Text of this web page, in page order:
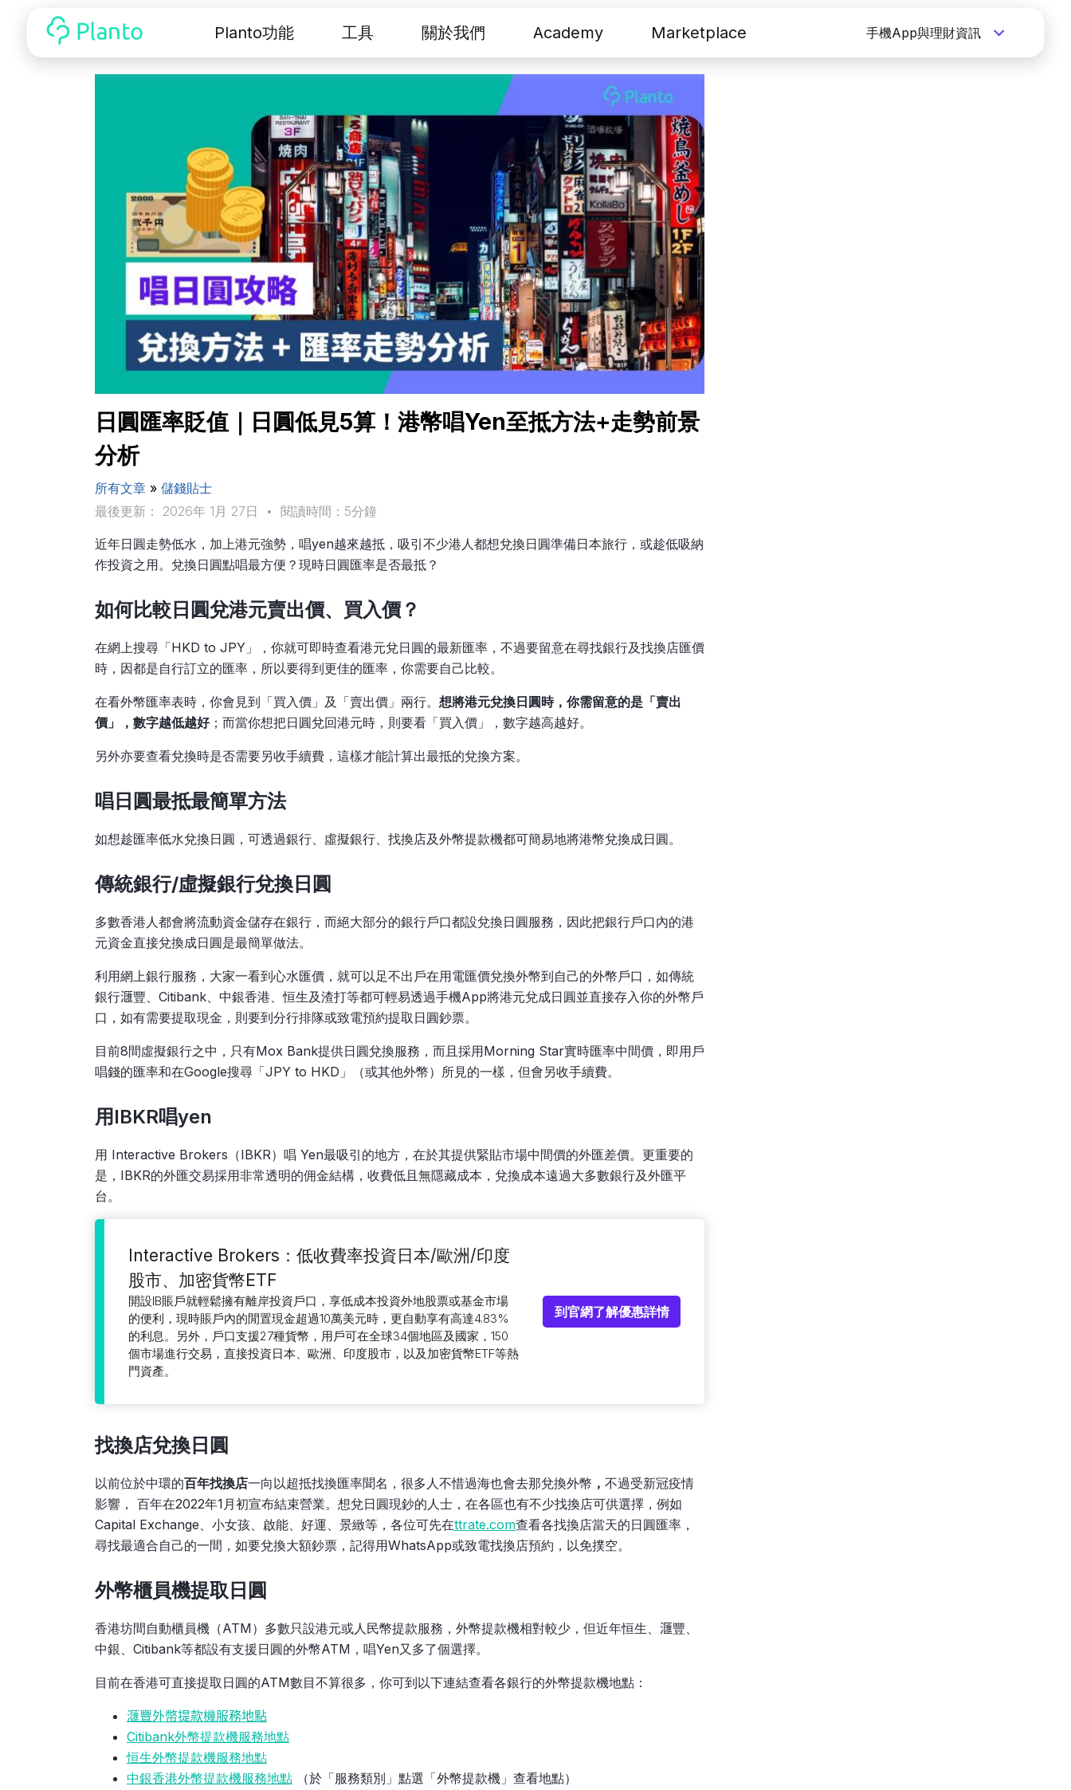
Planto功能 工具 關於我們 Academy Marketplace 手機App與理財資訊
日圓匯率貶值｜日圓低見5算！港幣唱Yen至抵方法+走勢前景
分析
所有文章» 儲錢貼士
最後更新： 2026年 1月 27日
• 閱讀時間：5分鐘
近年日圓走勢低水，加上港元強勢，唱yen越來越抵，吸引不少港人都想兌換日圓準備日本旅行，或趁低吸納
作投資之用。兌換日圓點唱最方便？現時日圓匯率是否最抵？
如何比較日圓兌港元賣出價、買入價？
在網上搜尋「HKD to JPY」，你就可即時查看港元兌日圓的最新匯率，不過要留意在尋找銀行及找換店匯價
時，因都是自行訂立的匯率，所以要得到更佳的匯率，你需要自己比較。
在看外幣匯率表時，你會見到「買入價」及「賣出價」兩行。 想將港元兌換日圓時，你需留意的是「賣出
價」，數字越低越好；而當你想把日圓兌回港元時，則要看「買入價」，數字越高越好。
另外亦要查看兌換時是否需要另收手續費，這樣才能計算出最抵的兌換方案。
唱日圓最抵最簡單方法
如想趁匯率低水兌換日圓，可透過銀行、虛擬銀行、找換店及外幣提款機都可簡易地將港幣兌換成日圓。
傳統銀行/虛擬銀行兌換日圓
多數香港人都會將流動資金儲存在銀行，而絕大部分的銀行戶口都設兌換日圓服務，因此把銀行戶口內的港
元資金直接兌換成日圓是最簡單做法。
利用網上銀行服務，大家一看到心水匯價，就可以足不出戶在用電匯價兌換外幣到自己的外幣戶口，如傳統
銀行𣿬豐、Citibank、中銀香港、恒生及渣打等都可輕易透過手機App將港元兌成日圓並直接存入你的外幣戶
口，如有需要提取現金，則要到分行排隊或致電預約提取日圓鈔票。
目前8間虛擬銀行之中，只有Mox Bank提供日圓兌換服務，而且採用Morning Star實時匯率中間價，即用戶
唱錢的匯率和在Google搜尋「JPY to HKD」（或其他外幣）所見的一樣，但會另收手續費。
用IBKR唱yen
用 Interactive Brokers（IBKR）唱 Yen最吸引的地方，在於其提供緊貼市場中間價的外匯差價。更重要的
是，IBKR的外匯交易採用非常透明的佣金結構，收費低且無隱藏成本，兌換成本遠過大多數銀行及外匯平
台。
Interactive Brokers：低收費率投資日本/歐洲/印度
股市、加密貨幣ETF
開設IB賬戶就輕鬆擁有離岸投資戶口，享低成本投資外地股票或基金市場
的便利，現時賬戶內的閒置現金超過10萬美元時，更自動享有高達4.83%
的利息。另外，戶口支援27種貨幣，用戶可在全球34個地區及國家，150
個市場進行交易，直接投資日本、歐洲、印度股市，以及加密貨幣ETF等熱
門資產。
到官網了解優惠詳情
找換店兌換日圓
以前位於中環的百年找換店一向以超抵找換匯率聞名，很多人不惜過海也會去那兌換外幣 ， 不過受新冠疫情
影響， 百年在2022年1月初宣布結束營業。想兌日圓現鈔的人士，在各區也有不少找換店可供選擇，例如
Capital Exchange、小女孩、啟能、好運、景緻等，各位可先在ttrate.com查看各找換店當天的日圓匯率，
尋找最適合自己的一間，如要兌換大額鈔票，記得用WhatsApp或致電找換店預約，以免撲空。
外幣櫃員機提取日圓
香港坊間自動櫃員機（ATM）多數只設港元或人民幣提款服務，外幣提款機相對較少，但近年恒生、𣿬豐、
中銀、Citibank等都設有支援日圓的外幣ATM，唱Yen又多了個選擇。
目前在香港可直接提取日圓的ATM數目不算很多，你可到以下連結查看各銀行的外幣提款機地點：
𣿬豐外幣提款機服務地點
Citibank外幣提款機服務地點
恒生外幣提款機服務地點
中銀香港外幣提款機服務地點（於「服務類別」點選「外幣提款機」查看地點）